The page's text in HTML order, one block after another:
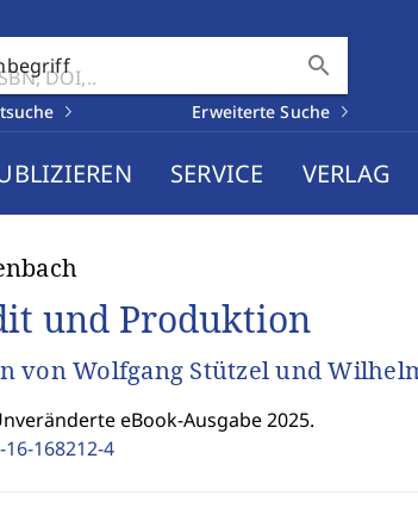
search
Erweiterte Suche
SERVICE VERLAG
und Produktion
von Wolfgang Stützel und
eBook-Ausgabe 2025.
168212-4